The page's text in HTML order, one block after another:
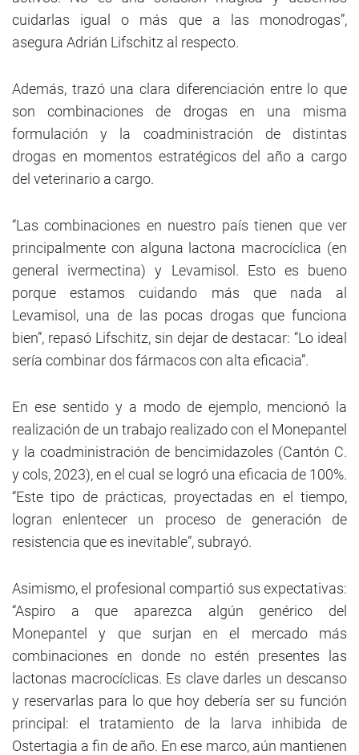
cuidarlas igual o más que a las monodrogas”,
asegura Adrián Lifschitz al respecto.
Además, trazó una clara diferenciación entre lo que
son combinaciones de drogas en una misma
formulación y la coadministración de distintas
drogas en momentos estratégicos del año a cargo
del veterinario a cargo.
“Las combinaciones en nuestro país tienen que ver
principalmente con alguna lactona macrocíclica (en
general ivermectina) y Levamisol. Esto es bueno
porque estamos cuidando más que nada al
Levamisol, una de las pocas drogas que funciona
bien”, repasó Lifschitz, sin dejar de destacar: “Lo ideal
sería combinar dos fármacos con alta eficacia”.
En ese sentido y a modo de ejemplo, mencionó la
realización de un trabajo realizado con el Monepantel
y la coadministración de bencimidazoles (Cantón C.
y cols, 2023), en el cual se logró una eficacia de 100%.
“Este tipo de prácticas, proyectadas en el tiempo,
logran enlentecer un proceso de generación de
resistencia que es inevitable”, subrayó.
Asimismo, el profesional compartió sus expectativas:
“Aspiro a que aparezca algún genérico del
Monepantel y que surjan en el mercado más
combinaciones en donde no estén presentes las
lactonas macrocíclicas. Es clave darles un descanso
y reservarlas para lo que hoy debería ser su función
principal: el tratamiento de la larva inhibida de
Ostertagia a fin de año. En ese marco, aún mantienen